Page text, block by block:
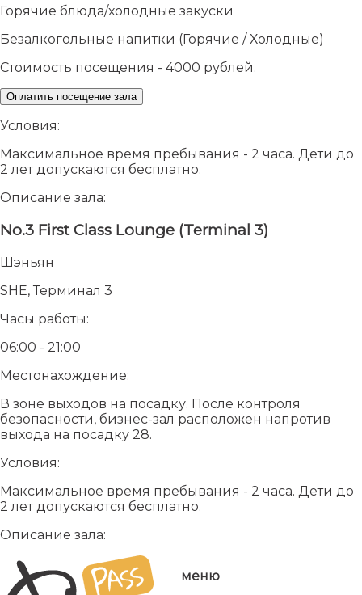
Горячие блюда/холодные закуски
Безалкогольные напитки (Горячие / Холодные)
Стоимость посещения - 4000 рублей.
Оплатить посещение зала
Условия:
Максимальное время пребывания - 2 часа. Дети до
2 лет допускаются бесплатно.
Описание зала:
No.3 First Class Lounge (Terminal 3)
Шэньян
SHE, Терминал 3
Часы работы:
06:00 - 21:00
Местонахождение:
В зоне выходов на посадку. После контроля
безопасности, бизнес-зал расположен напротив
выхода на посадку 28.
Условия:
Максимальное время пребывания - 2 часа. Дети до
2 лет допускаются бесплатно.
Описание зала:
меню